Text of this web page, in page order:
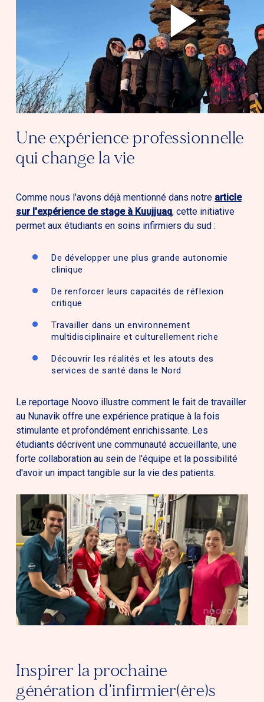
Une expérience professionnelle
qui change la vie
Comme nous l'avons déjà mentionné dans notre article
sur l'expérience de stage à Kuujjuaq, cette initiative
permet aux étudiants en soins infirmiers du sud :
De développer une plus grande autonomie
clinique
De renforcer leurs capacités de réflexion
critique
Travailler dans un environnement
multidisciplinaire et culturellement riche
Découvrir les réalités et les atouts des
services de santé dans le Nord
Le reportage Noovo illustre comment le fait de travailler
au Nunavik offre une expérience pratique à la fois
stimulante et profondément enrichissante. Les
étudiants décrivent une communauté accueillante, une
forte collaboration au sein de l'équipe et la possibilité
d'avoir un impact tangible sur la vie des patients.
Inspirer la prochaine
génération d'infirmier(ère)s